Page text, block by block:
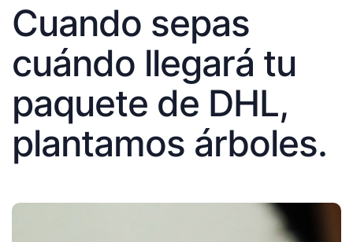
Cuando sepas
cuándo llegará tu
paquete de DHL,
plantamos árboles.